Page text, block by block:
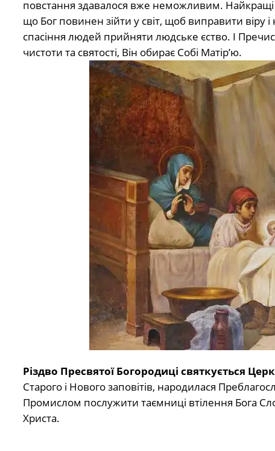
повстання здавалося вже неможливим. Найкращі
що Бог повинен зійти у світ, щоб виправити віру
спасіння людей прийняти людське єство. І
чистоти та святості, Він обирає Собі Матір’ю.
Різдво Пресвятої Богородиці святкується
Старого і Нового заповітів, народилася
Промислом послужити таємниці втілення Бога
Христа.